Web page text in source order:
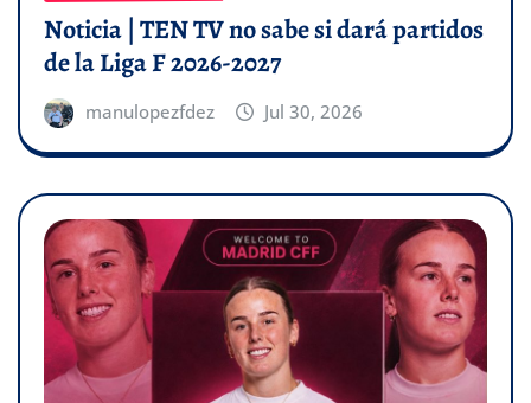
Noticia | TEN TV no sabe si dará partidos
de la Liga F 2026-2027
manulopezfdez Jul 30, 2026